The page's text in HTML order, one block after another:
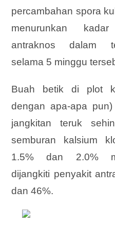
percambahan spora
menurunkan
antraknos dalam
selama 5 minggu
Buah betik di plot
dengan apa-apa
jangkitan teruk
semburan kalsium
1.5% dan 2.0%
dijangkiti penyakit
dan 46%.